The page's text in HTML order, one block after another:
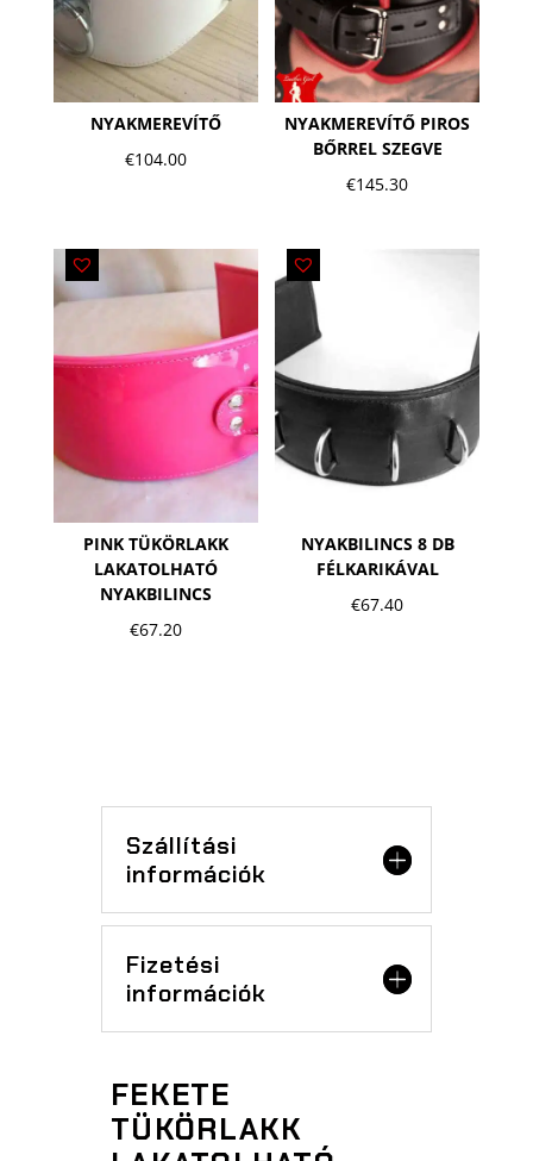
NYAKMEREVÍTŐ
€104.00
NYAKMEREVÍTŐ PIROS
BŐRREL SZEGVE
€145.30
PINK TÜKÖRLAKK
LAKATOLHATÓ
NYAKBILINCS
€67.20
NYAKBILINCS 8 DB
FÉLKARIKÁVAL
€67.40
Szállítási
információk
Fizetési
információk
FEKETE
TÜKÖRLAKK